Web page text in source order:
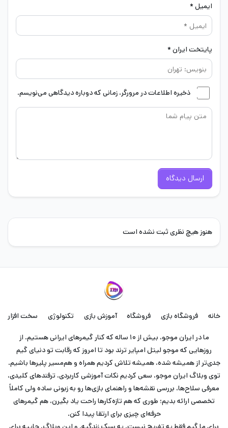
ایمیل *
پایتخت ایران *
ذخیره اطلاعات در مرورگر، زمانی که دوباره دیدگاهی می‌نویسم.
ارسال دیدگاه
هنوز هیچ نظری ثبت نشده است
خانه فروشگاه بازی فروشگاه آموزش بازی تکنولوژی سخت افزار
ما در ایران موجو، بیش از ۱۰ ساله که کنار گیمرهای ایرانی هستیم. از
روزهایی که موجو لیتل امپایر ترند بود تا امروز که رقابت تو دنیای گیم
جدی‌تر از همیشه شده، همیشه تلاش کردیم همراه و هم‌مسیر پلیرها باشیم.
توی وبلاگ ایران موجو، سعی کردیم نکات آموزشی کاربردی، ترفندهای کلیدی،
معرفی سلاح‌ها، بررسی نقشه‌ها و راهنمای بازی‌ها رو به زبونی ساده ولی کاملاً
تخصصی ارائه بدیم؛ طوری که هم تازه‌کارها راحت یاد بگیرن، هم گیمرهای
حرفه‌ای چیزی برای ارتقا پیدا کنن.